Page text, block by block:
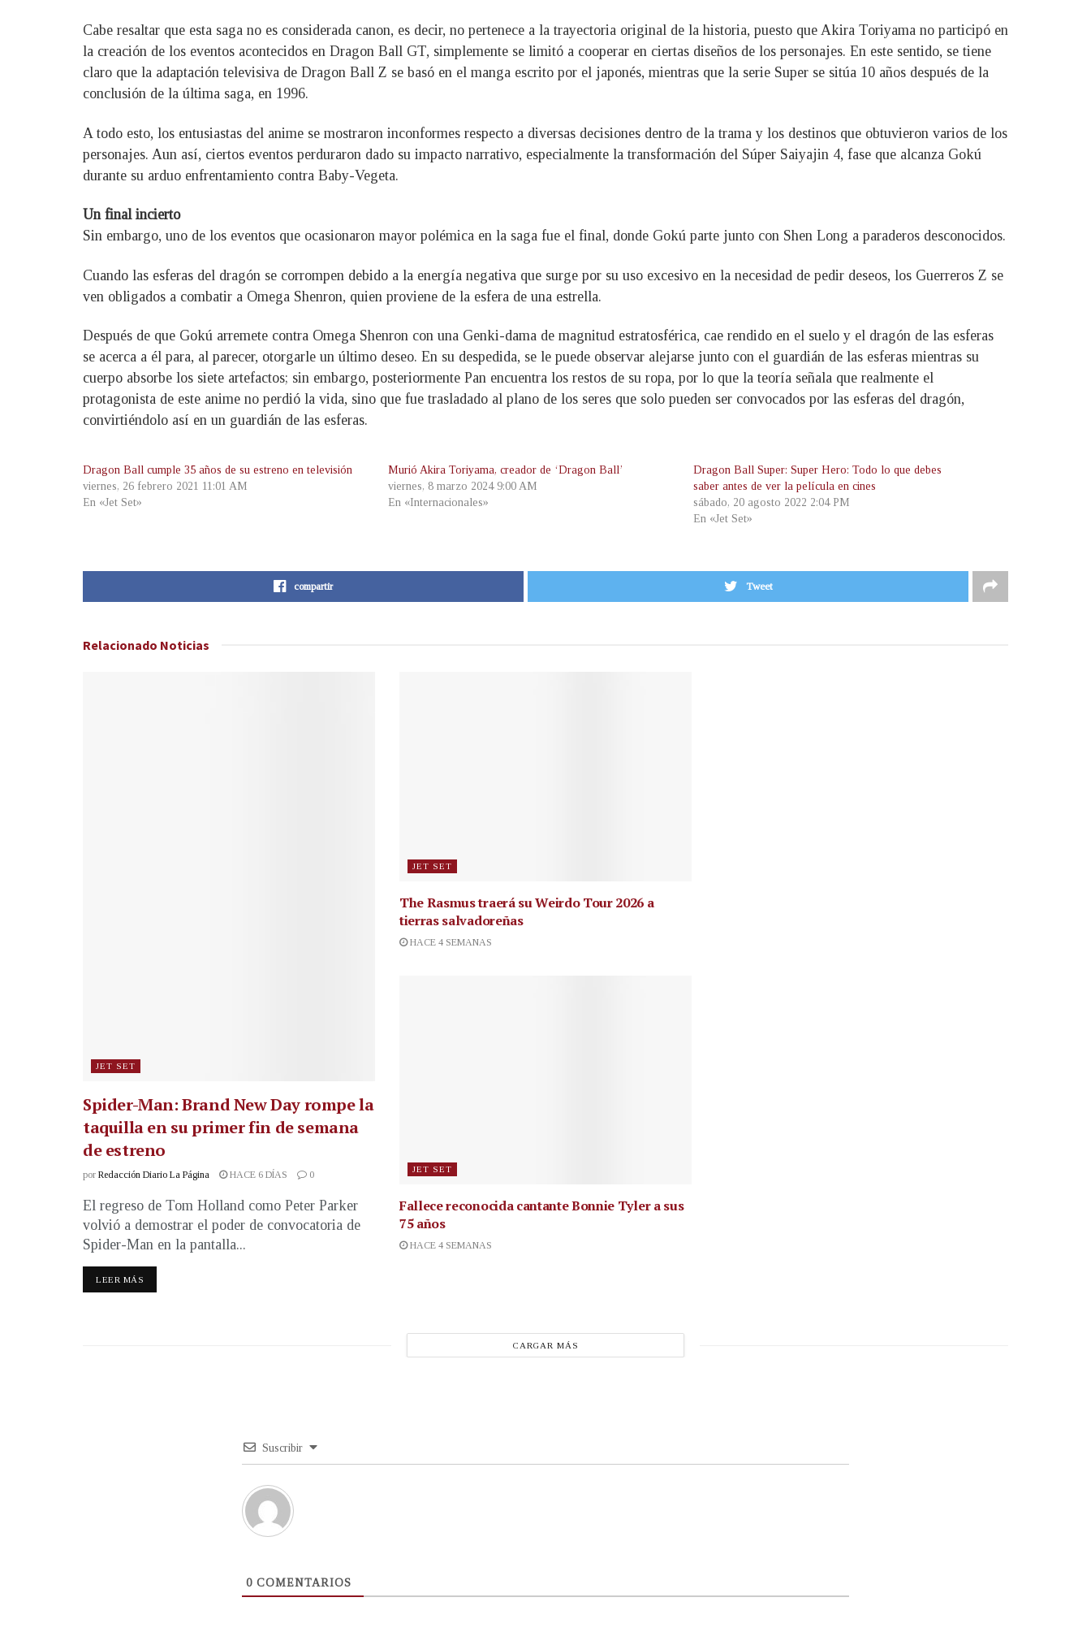
Cabe resaltar que esta saga no es considerada canon, es decir, no pertenece a la trayectoria original de la historia, puesto que Akira Toriyama no participó en
la creación de los eventos acontecidos en Dragon Ball GT, simplemente se limitó a cooperar en ciertas diseños de los personajes. En este sentido, se tiene
claro que la adaptación televisiva de Dragon Ball Z se basó en el manga escrito por el japonés, mientras que la serie Super se sitúa 10 años después de la
conclusión de la última saga, en 1996.
A todo esto, los entusiastas del anime se mostraron inconformes respecto a diversas decisiones dentro de la trama y los destinos que obtuvieron varios de los
personajes. Aun así, ciertos eventos perduraron dado su impacto narrativo, especialmente la transformación del Súper Saiyajin 4, fase que alcanza Gokú
durante su arduo enfrentamiento contra Baby-Vegeta.
Un final incierto
Sin embargo, uno de los eventos que ocasionaron mayor polémica en la saga fue el final, donde Gokú parte junto con Shen Long a paraderos desconocidos.
Cuando las esferas del dragón se corrompen debido a la energía negativa que surge por su uso excesivo en la necesidad de pedir deseos, los Guerreros Z se
ven obligados a combatir a Omega Shenron, quien proviene de la esfera de una estrella.
Después de que Gokú arremete contra Omega Shenron con una Genki-dama de magnitud estratosférica, cae rendido en el suelo y el dragón de las esferas
se acerca a él para, al parecer, otorgarle un último deseo. En su despedida, se le puede observar alejarse junto con el guardián de las esferas mientras su
cuerpo absorbe los siete artefactos; sin embargo, posteriormente Pan encuentra los restos de su ropa, por lo que la teoría señala que realmente el
protagonista de este anime no perdió la vida, sino que fue trasladado al plano de los seres que solo pueden ser convocados por las esferas del dragón,
convirtiéndolo así en un guardián de las esferas.
Dragon Ball cumple 35 años de su estreno en televisión
viernes, 26 febrero 2021 11:01 AM
En «Jet Set»
Murió Akira Toriyama, creador de ‘Dragon Ball’
viernes, 8 marzo 2024 9:00 AM
En «Internacionales»
Dragon Ball Super: Super Hero: Todo lo que debes
saber antes de ver la película en cines
sábado, 20 agosto 2022 2:04 PM
En «Jet Set»
compartir Tweet
Relacionado Noticias
JET SET
Spider-Man: Brand New Day rompe la
taquilla en su primer fin de semana
de estreno
por Redacción Diario La Página HACE 6 DÍAS 0
El regreso de Tom Holland como Peter Parker
volvió a demostrar el poder de convocatoria de
Spider-Man en la pantalla...
LEER MÁS
JET SET
The Rasmus traerá su Weirdo Tour 2026 a
tierras salvadoreñas
HACE 4 SEMANAS
JET SET
Fallece reconocida cantanteBonnie Tyler a sus
75 años
HACE 4 SEMANAS
CARGAR MÁS
Suscribir
0 COMENTARIOS